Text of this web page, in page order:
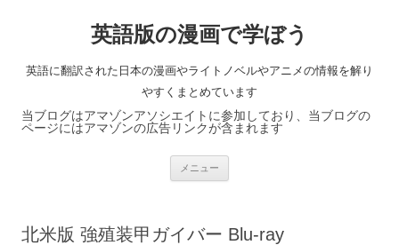
英語版の漫画で学ぼう
英語に翻訳された日本の漫画やライトノベルやアニメの情報を解り
やすくまとめています
当ブログはアマゾンアソシエイトに参加しており、当ブログの
ページにはアマゾンの広告リンクが含まれます
メニュー
ス
北米版 強殖装甲ガイバー Blu-ray